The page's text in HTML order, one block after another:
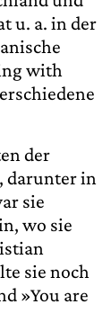
u. a. in der
with
der
darunter in
sie
wo sie
sie noch
»You are